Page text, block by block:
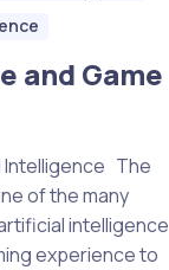
and Game
Intelligence The
of the many
intelligence
experience to